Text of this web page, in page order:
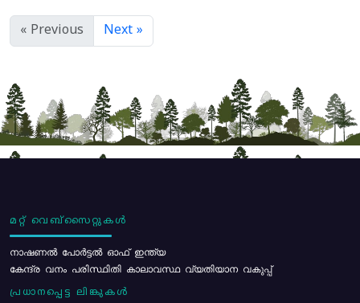
« Previous Next »
മറ്റ് വെബ്സൈറ്റുകൾ
നാഷണൽ പോർട്ടൽ ഓഫ് ഇന്ത്യ
കേന്ദ്ര വനം പരിസ്ഥിതി കാലാവസ്ഥ വ്യതിയാന വകുപ്പ്
പ്രധാനപ്പെട്ട ലിങ്കുകൾ